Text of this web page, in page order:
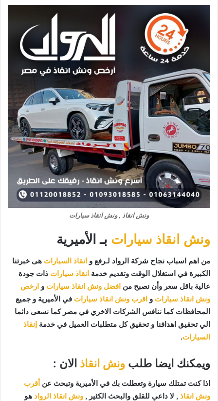
ونش انقاذ , ونش انقاذ سيارات
ونش انقاذ سيارات بـ الأميرية
من اهم اسباب نجاح شركة الرواد لـرفع و انقاذ السيارات هى خبرتنا
الكبيرة في استغلال الوقت وتقديم خدمة انقاذ سيارات ذات جودة
عالية باقل سعر وأن نصبح من افضل ونش انقاذ سيارات و ارخص
ونش انقاذ سيارات و اقرب ونش انقاذ سيارات في الأميرية و جميع
المحافظات كما ننافس الشركات الاخري في مصر كما نسعى دائما
الي تحقيق اهدافنا و تحقيق كل متطلبات العميل في خدمة إنقاذ
السيارات.
ويمكنك ايضا طلب ونش انقاذ الان :
اذا كنت تمتلك سيارة وتعطلت بك في الأميرية وتبحث عن أقرب
ونش انقاذ , لا داعي للقلق والبحث الكثير , ونش انقاذ الرواد هو